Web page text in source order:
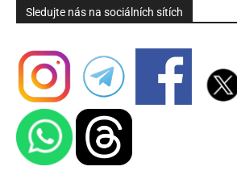
Sledujte nás na sociálních sítích